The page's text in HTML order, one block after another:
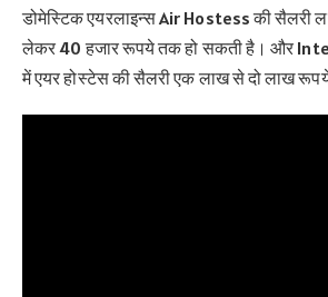
डोमेस्टिक एयरलाइन्स Air Hostess की सैलरी
लेकर 40 हजार रूपये तक हो सकती है। और
में एयर होस्टेस की सैलरी एक लाख से दो लाख